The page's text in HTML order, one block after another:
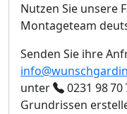
Nutzen Sie unsere
Montageteam
Senden Sie ihre
unter
0231 98 70
Grundrissen